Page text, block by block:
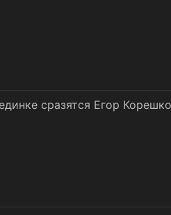
сразятся Егор